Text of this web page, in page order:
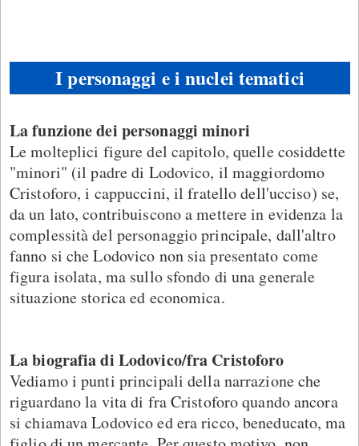
I personaggi e i nuclei tematici
La funzione dei personaggi minori
Le molteplici figure del capitolo, quelle cosiddette
"minori" (il padre di Lodovico, il maggiordomo
Cristoforo, i cappuccini, il fratello dell'ucciso) se,
da un lato, contribuiscono a mettere in evidenza la
complessità del personaggio principale, dall'altro
fanno si che Lodovico non sia presentato come
figura isolata, ma sullo sfondo di una generale
situazione storica ed economica.
La biografia di Lodovico/fra Cristoforo
Vediamo i punti principali della narrazione che
riguardano la vita di fra Cristoforo quando ancora
si chiamava Lodovico ed era ricco, beneducato, ma